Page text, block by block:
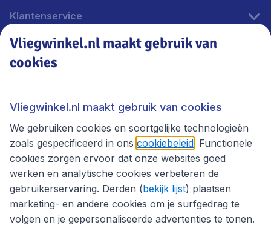
Klantenservice
Vliegwinkel.nl
Thema's
Vliegwinkel.nl maakt gebruik van
cookies
Vliegwinkel.nl maakt gebruik van cookies
We gebruiken cookies en soortgelijke technologieën
zoals gespecificeerd in ons cookiebeleid . Functionele
cookies zorgen ervoor dat onze websites goed
werken en analytische cookies verbeteren de
gebruikerservaring. Derden (bekijk lijst) plaatsen
marketing- en andere cookies om je surfgedrag te
volgen en je gepersonaliseerde advertenties te tonen.